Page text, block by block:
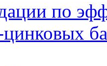
по